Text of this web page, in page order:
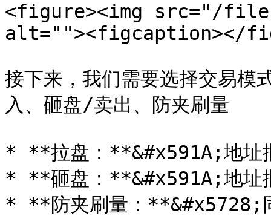
<figure><img src="/files/
alt=""><figcaption></
接下来，我们需要选择交易模
入、砸盘/卖出、防夹刷量
* **拉盘：**&#x591A;地址
* **砸盘：**&#x591A;地址
* **防夹刷量：**&#x5728;